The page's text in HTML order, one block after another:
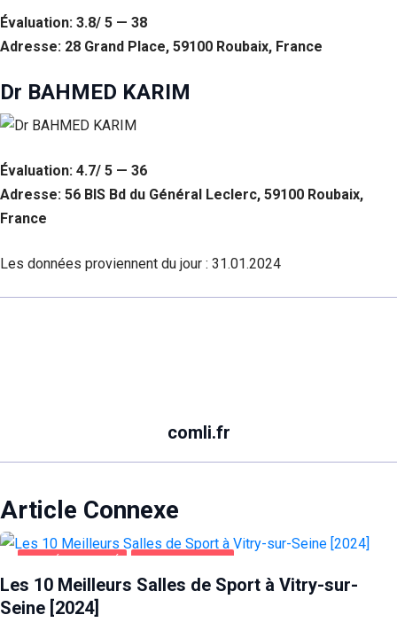
Évaluation: 3.8/ 5 — 38
Adresse: 28 Grand Place, 59100 Roubaix, France
Dr BAHMED KARIM
Évaluation: 4.7/ 5 — 36
Adresse: 56 BIS Bd du Général Leclerc, 59100 Roubaix,
France
Les données proviennent du jour : 31.01.2024
comli.fr
Article Connexe
SANTÉ ET BEAUTÉ VITRY-SUR-SEINE
Les 10 Meilleurs Salles de Sport à Vitry-sur-
Seine [2024]